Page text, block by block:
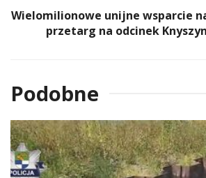
Wielomilionowe unijne wsparcie
przetarg na odcinek
Podobne